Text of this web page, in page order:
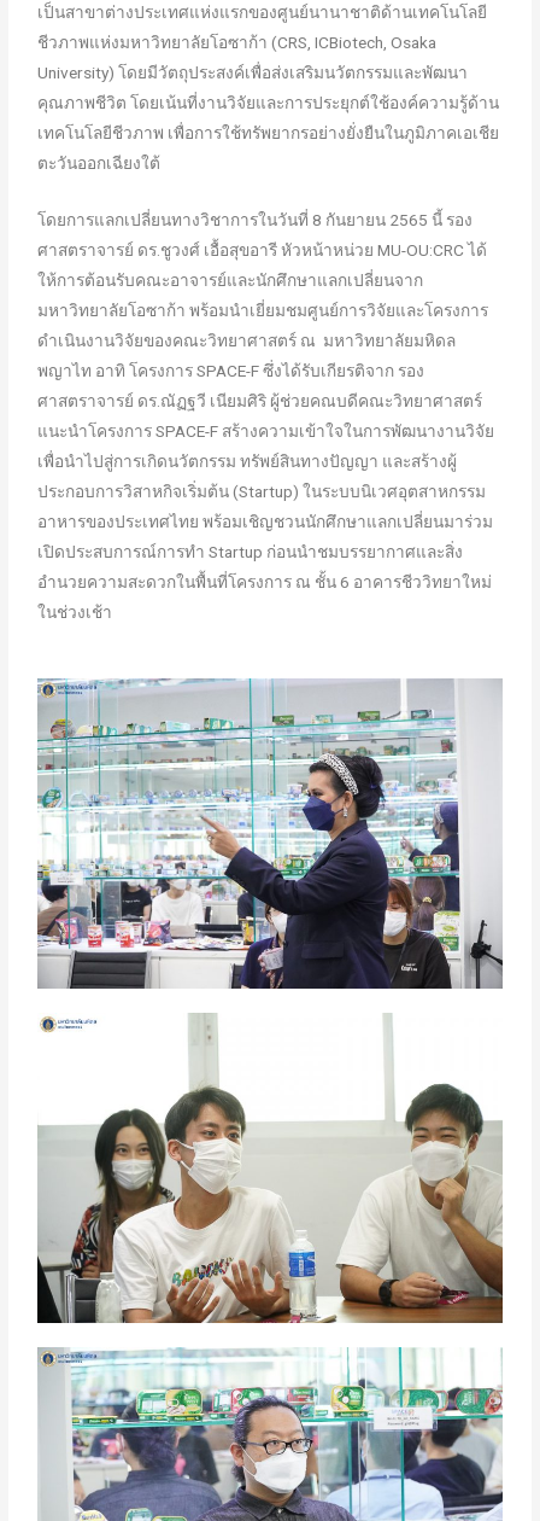
เป็นสาขาต่างประเทศแห่งแรกของศูนย์นานาชาติด้านเทคโนโลยี
ชีวภาพแห่งมหาวิทยาลัยโอซาก้า (CRS, ICBiotech, Osaka
University) โดยมีวัตถุประสงค์เพื่อส่งเสริมนวัตกรรมและพัฒนา
คุณภาพชีวิต โดยเน้นที่งานวิจัยและการประยุกต์ใช้องค์ความรู้ด้าน
เทคโนโลยีชีวภาพ เพื่อการใช้ทรัพยากรอย่างยั่งยืนในภูมิภาคเอเชีย
ตะวันออกเฉียงใต้
โดยการแลกเปลี่ยนทางวิชาการในวันที่ 8 กันยายน 2565 นี้ รอง
ศาสตราจารย์ ดร.ชูวงศ์ เอื้อสุขอารี หัวหน้าหน่วย MU-OU:CRC ได้
ให้การต้อนรับคณะอาจารย์และนักศึกษาแลกเปลี่ยนจาก
มหาวิทยาลัยโอซาก้า พร้อมนำเยี่ยมชมศูนย์การวิจัยและโครงการ
ดำเนินงานวิจัยของคณะวิทยาศาสตร์ ณ มหาวิทยาลัยมหิดล
พญาไท อาทิ โครงการ SPACE-F ซึ่งได้รับเกียรติจาก รอง
ศาสตราจารย์ ดร.ณัฏฐวี เนียมศิริ ผู้ช่วยคณบดีคณะวิทยาศาสตร์
แนะนำโครงการ SPACE-F สร้างความเข้าใจในการพัฒนางานวิจัย
เพื่อนำไปสู่การเกิดนวัตกรรม ทรัพย์สินทางปัญญา และสร้างผู้
ประกอบการวิสาหกิจเริ่มต้น (Startup) ในระบบนิเวศอุตสาหกรรม
อาหารของประเทศไทย พร้อมเชิญชวนนักศึกษาแลกเปลี่ยนมาร่วม
เปิดประสบการณ์การทำ Startup ก่อนนำชมบรรยากาศและสิ่ง
อำนวยความสะดวกในพื้นที่โครงการ ณ ชั้น 6 อาคารชีววิทยาใหม่
ในช่วงเช้า